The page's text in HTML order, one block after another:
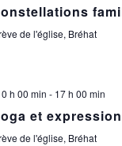
de l'église, Bréhat
h 00 min - 17 h 00 min
et
de l'église, Bréhat